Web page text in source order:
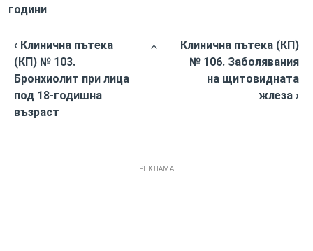
години
‹ Клинична пътека
(КП) № 103.
Бронхиолит при лица
под 18-годишна
възраст
Клинична пътека (КП)
№ 106. Заболявания
на щитовидната
жлеза ›
РЕКЛАМА